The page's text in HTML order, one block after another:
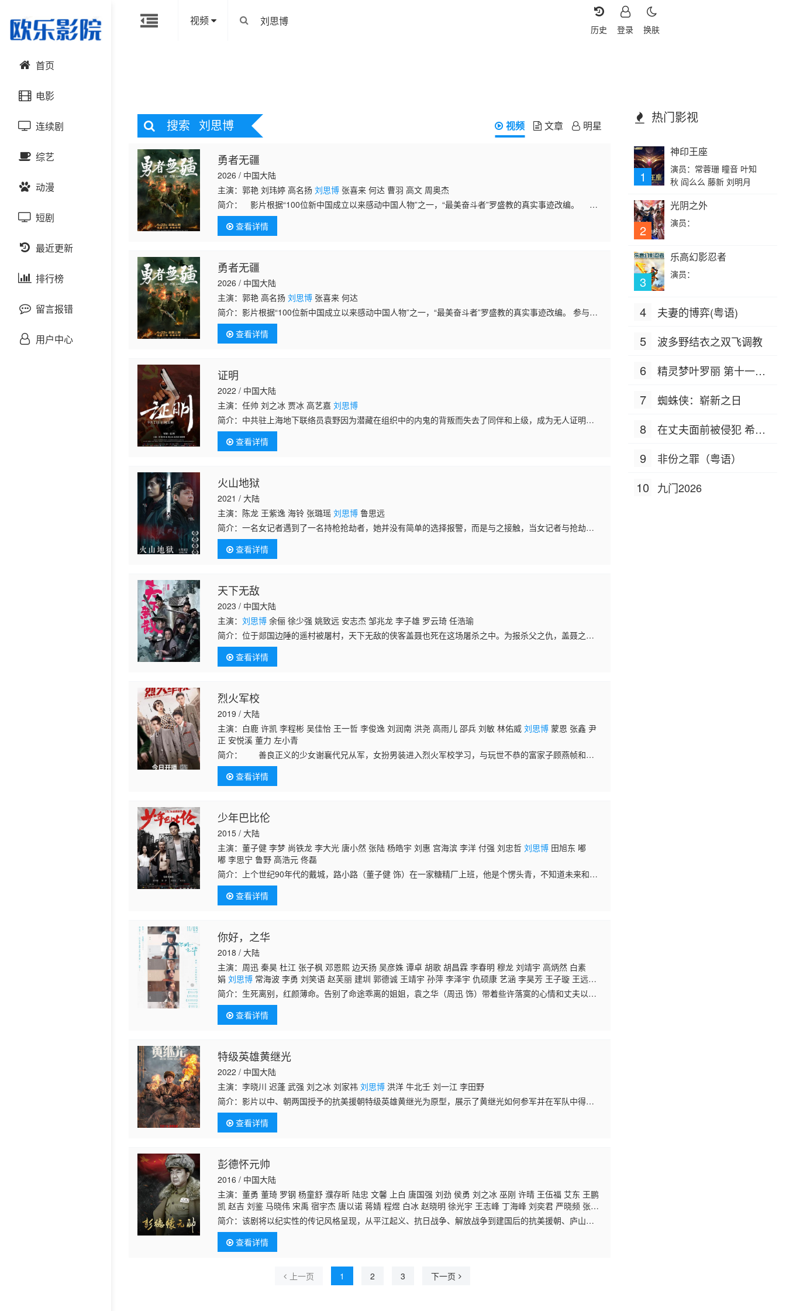
视频
换肤
登录
历史
首页
电影
动作片
喜剧片
爱情片
科幻片
恐怖片
剧情片
战争片
悬疑片
连续剧
国产剧
港台剧
日韩剧
欧美剧
泰国剧
综艺
大陆综艺
日韩综艺
港台综艺
欧美综艺
动漫
国产动漫
日韩动漫
欧美动漫
短剧
最近更新
排行榜
留言报错
用户中心
搜索 刘思博 视频 文章 明星
勇者无疆
2026 / 中国大陆
主演：郭艳 刘玮婷 高名扬刘思博 张喜来 何达 曹羽 高文 周奥杰
简介：
影片根据“100位新中国成立以来感动中国人物”之一，“最美奋斗者”罗盛教的真实事迹改编。
参与抗美援朝战争的罗盛教是侦察连的一位文书，紧张的战斗期间，他和抗美援朝的各位志愿军战士不仅
要面对敌军的
查看详情
勇者无疆
2026 / 中国大陆
主演：郭艳 高名扬刘思博 张喜来 何达
简介： 影片根据“100位新中国成立以来感动中国人物”之一，“最美奋斗者”罗盛教的真实事迹改编。 参与抗
美援朝战争的罗盛教是侦察连的一位文书，紧张的战斗期间，他和抗美援朝的各位志愿军战士不仅要面对
敌军的猛烈攻
查看详情
证明
2022 / 中国大陆
主演：任帅 刘之冰 贾冰 高艺嘉刘思博
简介： 中共驻上海地下联络员袁野因为潜藏在组织中的内鬼的背叛而失去了同伴和上级，成为无人证明身
份的孤岛。为了向组织证明清白，袁野找到了曾在任务中救下的女大学生杨柳，希望杨柳能与自己一同前
往延安，证明自己的身份
查看详情
火山地狱
2021 / 大陆
主演：陈龙 王紫逸 海铃 张璐瑶刘思博 鲁思远
简介：一名女记者遇到了一名持枪抢劫者，她并没有简单的选择报警，而是与之接触，当女记者与抢劫者
达到心灵沟通时，这名持枪抢劫者做出了影响他一生的决定……
查看详情
天下无敌
2023 / 中国大陆
主演：刘思博 余俪 徐少强 姚致远 安志杰 邹兆龙 李子雄 罗云琦 任浩瑜
简介：位于郯国边陲的遥村被屠村，天下无敌的侠客盖聂也死在这场屠杀之中。为报杀父之仇，盖聂之子
盖东离踏上了复仇之路，经调查，他发现父亲的死竟与国家存亡大义有关，最终在国家面前选择舍小家保
大家，与“杀父仇人”联
查看详情
烈火军校
2019 / 大陆
主演：白鹿 许凯 李程彬 吴佳怡 王一哲 李俊逸 刘润南 洪尧 高雨儿 邵兵 刘敏 林佑威刘思博 蒙恩 张鑫 尹
正 安悦溪 董力 左小青
简介：
善良正义的少女谢襄代兄从军，女扮男装进入烈火军校学习，与玩世不恭的富家子顾燕帧和冷
静沉稳的沈君山成为同学并渐渐发展为并肩作战的战友。在军校严格残酷的训练机制下，谢襄不但要努力
掩饰自己女扮男装的秘密
查看详情
少年巴比伦
2015 / 大陆
主演：董子健 李梦 尚铁龙 李大光 唐小然 张陆 杨皓宇 刘惠 宫海滨 李洋 付强 刘忠哲刘思博 田旭东 嘟
嘟 李思宁 鲁野 高浩元 佟磊
简介：
上个世纪90年代的戴城，路小路（董子健 饰）在一家糖精厂上班，他是个愣头青，不知道未来和生
活目标在哪里。跟着一个叫“牛魔王”（尚铁龙 饰）的师傅混，没学会半点技术。在钳工班，除了拧螺丝之
外什么都不会。
查看详情
你好，之华
2018 / 大陆
主演：周迅 秦昊 杜江 张子枫 邓恩熙 边天扬 吴彦姝 谭卓 胡歌 胡昌霖 李春明 穆龙 刘靖宇 高炳然 白素
娟刘思博 常海波 李勇 刘笑语 赵芙丽 建圳 郭德诚 王靖宇 孙萍 李泽宇 仇硕康 艺涵 李昊芳 王子璇 王远
达 于建波 张俊宇
简介： 生死离别，红颜薄命。告别了命途乖离的姐姐，袁之华（周迅 饰）带着些许落寞的心情和丈夫以及
姐姐的儿子晨晨踏上归途。临走的时候，她从外甥女睦睦（邓恩熙 饰）手中接过一封邀请函，这是姐姐袁
之南初中同学会的邀
查看详情
特级英雄黄继光
2022 / 中国大陆
主演：李晓川 迟蓬 武强 刘之冰 刘家祎刘思博 洪洋 牛北壬 刘一江 李田野
简介： 影片以中、朝两国授予的抗美援朝特级英雄黄继光为原型，展示了黄继光如何参军并在军队中得到
锻炼，不断提高自己的意志力和战场技巧，最终成为了一名优秀的战士。在上甘岭战役中，为了完成上级
安排的任务，为了整个部
查看详情
彭德怀元帅
2016 / 中国大陆
主演：董勇 董琦 罗钢 杨童舒 濮存昕 陆忠 文馨 上白 唐国强 刘劲 侯勇 刘之冰 巫刚 许晴 王伍福 艾东 王鹏
凯 赵吉 刘鉴 马晓伟 宋禹 宿宇杰 唐以诺 蒋婧 程煜 白冰 赵晓明 徐光宇 王志峰 丁海峰 刘奕君 严晓频 张京
生 曹力 周波 张朕瑄 朱海军 尹静 王卓 谢紫彬 朱鹏程 王艺嘉 陈姗姗 王荧欣 闻洁 张再新 史鑫 孙岩 马岩 黄
维 李新华 梅寒 杨猛 平田康之 张惠中 喜莲娜 徐永革 高扬棋 苗清 杨璨地 高志强 乌日根 李全忠 王健 葛友
元 王双琥 于俭 李嘉明 孙嘉嘉 单文芊
简介：该剧将以纪实性的传记风格呈现，从平江起义、抗日战争、解放战争到建国后的抗美援朝、庐山会
议，彭德怀元帅一生的重要时刻均得以还原。
查看详情
上一页 1 2 3 下一页
热门影视
1
神印王座
演员：常蓉珊 瞳音 叶知
秋 阎么么 藤新 刘明月
2
光阴之外
演员：
3
乐高幻影忍者
演员：
4 夫妻的博弈(粤语)
5 波多野结衣之双飞调教
6
精灵梦叶罗丽 第十一季
7 蜘蛛侠：崭新之日
8
在丈夫面前被侵犯 希岛
9 非份之罪（粤语）
10 九门2026